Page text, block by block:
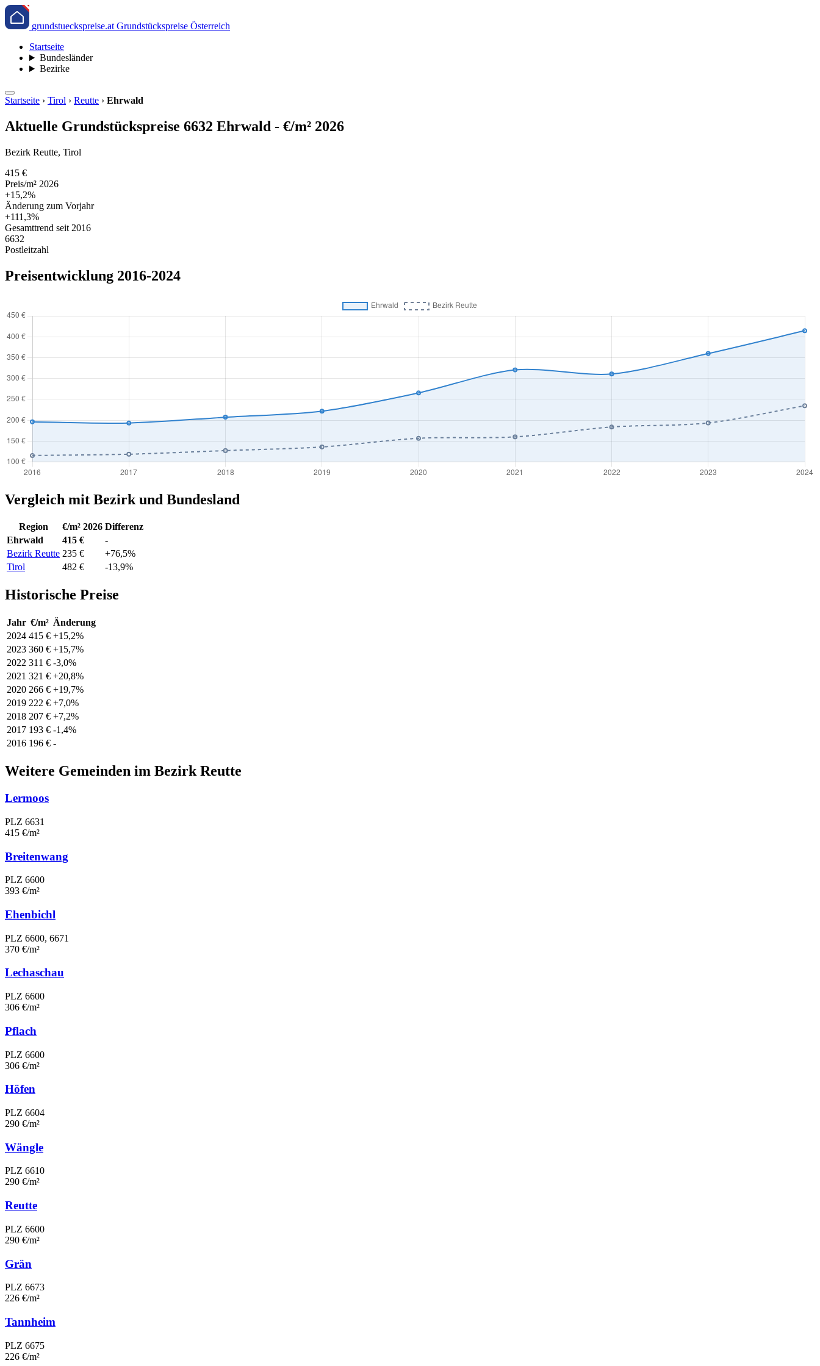
grundstueckspreise.at Grundstückspreise Österreich
Startseite
Bundesländer
Bezirke
Startseite › Tirol › Reutte › Ehrwald
Aktuelle Grundstückspreise 6632 Ehrwald - €/m² 2026
Bezirk Reutte, Tirol
415 €
Preis/m² 2026
+15,2%
Änderung zum Vorjahr
+111,3%
Gesamttrend seit 2016
6632
Postleitzahl
Preisentwicklung 2016-2024
Vergleich mit Bezirk und Bundesland
Region €/m² 2026 Differenz
Ehrwald
415 €
-
Bezirk Reutte 235 €
+76,5%
Tirol
482 € -13,9%
Historische Preise
Jahr €/m² Änderung
2024 415 € +15,2%
2023 360 € +15,7%
2022 311 € -3,0%
2021 321 € +20,8%
2020 266 € +19,7%
2019 222 € +7,0%
2018 207 € +7,2%
2017 193 € -1,4%
2016 196 € -
Weitere Gemeinden im Bezirk Reutte
Lermoos
PLZ 6631
415 €/m²
Breitenwang
PLZ 6600
393 €/m²
Ehenbichl
PLZ 6600, 6671
370 €/m²
Lechaschau
PLZ 6600
306 €/m²
Pflach
PLZ 6600
306 €/m²
Höfen
PLZ 6604
290 €/m²
Wängle
PLZ 6610
290 €/m²
Reutte
PLZ 6600
290 €/m²
Grän
PLZ 6673
226 €/m²
Tannheim
PLZ 6675
226 €/m²